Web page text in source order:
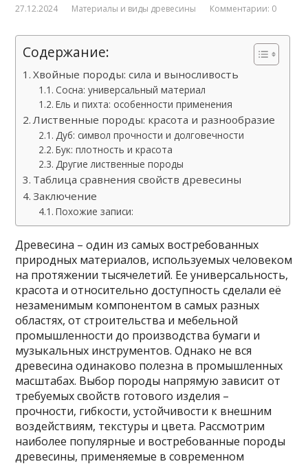
27.12.2024 Материалы и виды древесины Комментарии: 0
Содержание:
Хвойные породы: сила и выносливость
Сосна: универсальный материал
Ель и пихта: особенности применения
Лиственные породы: красота и разнообразие
Дуб: символ прочности и долговечности
Бук: плотность и красота
Другие лиственные породы
Таблица сравнения свойств древесины
Заключение
Похожие записи:
Древесина – один из самых востребованных
природных материалов, используемых человеком
на протяжении тысячелетий. Ее универсальность,
красота и относительно доступность сделали её
незаменимым компонентом в самых разных
областях, от строительства и мебельной
промышленности до производства бумаги и
музыкальных инструментов. Однако не вся
древесина одинаково полезна в промышленных
масштабах. Выбор породы напрямую зависит от
требуемых свойств готового изделия –
прочности, гибкости, устойчивости к внешним
воздействиям, текстуры и цвета. Рассмотрим
наиболее популярные и востребованные породы
древесины, применяемые в современном